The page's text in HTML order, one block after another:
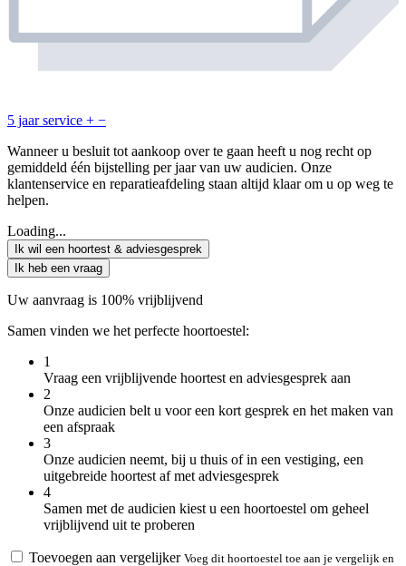
5 jaar service + −
Wanneer u besluit tot aankoop over te gaan heeft u nog recht op
gemiddeld één bijstelling per jaar van uw audicien. Onze
klantenservice en reparatieafdeling staan altijd klaar om u op weg te
helpen.
Loading...
Ik wil een hoortest & adviesgesprek
Ik heb een vraag
Uw aanvraag is 100% vrijblijvend
Samen vinden we het perfecte hoortoestel:
1
Vraag een vrijblijvende hoortest en adviesgesprek aan
2
Onze audicien belt u voor een kort gesprek en het maken van
een afspraak
3
Onze audicien neemt, bij u thuis of in een vestiging, een
uitgebreide hoortest af met adviesgesprek
4
Samen met de audicien kiest u een hoortoestel om geheel
vrijblijvend uit te proberen
Toevoegen aan vergelijker Voeg dit hoortoestel toe aan je vergelijk en